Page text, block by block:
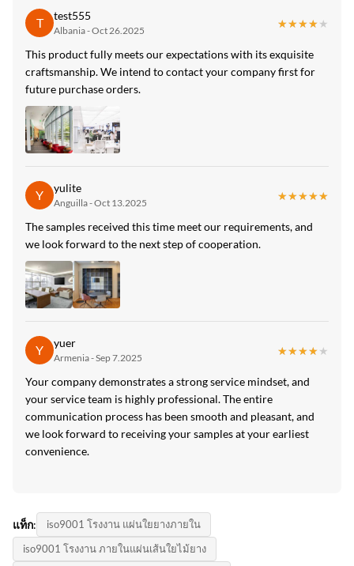
T test555
Albania - Oct 26.2025
★★★★★
★★★★★
This product fully meets our expectations with its exquisite
craftsmanship. We intend to contact your company first for
future purchase orders.
Y yulite
Anguilla - Oct 13.2025
★★★★★
★★★★★
The samples received this time meet our requirements, and
we look forward to the next step of cooperation.
Y yuer
Armenia - Sep 7.2025
★★★★★
★★★★★
Your company demonstrates a strong service mindset, and
your service team is highly professional. The entire
communication process has been smooth and pleasant, and
we look forward to receiving your samples at your earliest
convenience.
แท็ก:
iso9001 โรงงาน แผ่นใยยางภายใน
iso9001 โรงงาน ภายในแผ่นเส้นใยไม้ยาง